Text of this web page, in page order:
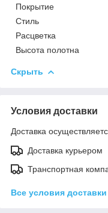
Покрытие
Стиль
Расцветка
Высота полотна
Скрыть
Условия доставки
Доставка
Доставка курьером
Транспортная
Все условия доставки